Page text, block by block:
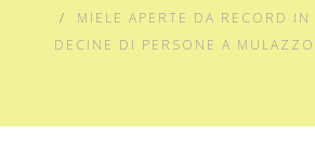
MIELE APERTE DA RECORD IN
DECINE DI PERSONE A MULAZZO